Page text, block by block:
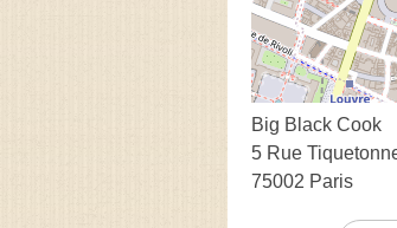
Big Black Cook
5 Rue
75002 Paris